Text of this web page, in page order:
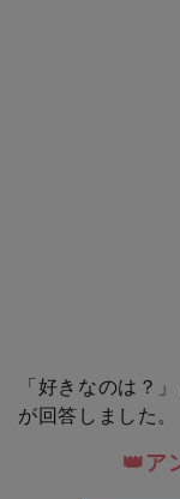
「好きなのは？
が回答しました。
👑ア